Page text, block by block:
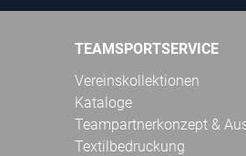
TEAMSPORTSERVICE
Vereinskollektionen
Kataloge
Teampartnerkonzept &
Textilbedruckung